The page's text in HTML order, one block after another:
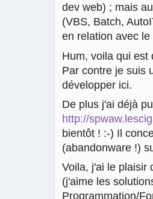
dev web) ; mais
(VBS, Batch,
en relation avec le
Hum, voila qui est
Par contre je suis
développer ici.
De plus j'ai déjà
http://
bientôt ! :-) Il
(abandonware !)
Voila, j'ai le plaisir
(j'aime les
Programmation/